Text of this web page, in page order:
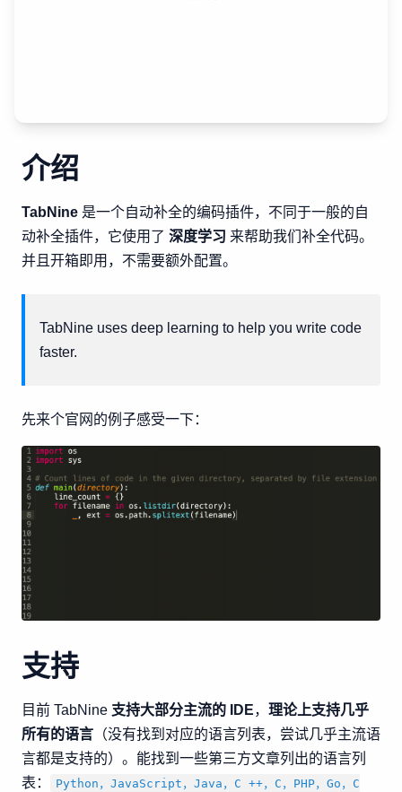
介绍
TabNine 是一个自动补全的编码插件，不同于一般的自
动补全插件，它使用了 深度学习 来帮助我们补全代码。
并且开箱即用，不需要额外配置。
TabNine uses deep learning to help you write code
faster.
先来个官网的例子感受一下：
支持
目前 TabNine 支持大部分主流的 IDE， 理论上支持几乎
所有的语言 （没有找到对应的语言列表，尝试几乎主流语
言都是支持的）。能找到一些第三方文章列出的语言列
表：
Python，JavaScript，Java，C ++，C，PHP，Go，C